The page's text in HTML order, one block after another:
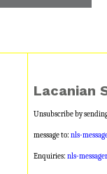
Lacanian
Unsubscribe by
message to: nls-
Enquiries: nls-